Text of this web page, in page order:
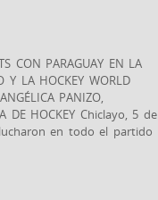
CON PARAGUAY EN LA
Y LA HOCKEY WORLD
PANIZO,
DE HOCKEY Chiclayo, 5 de
en todo el partido